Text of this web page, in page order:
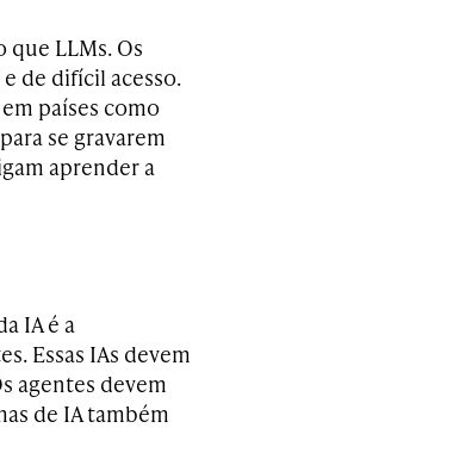
LLMs. Os
de difícil acesso.
países como
se gravarem
aprender a
IA é a
Essas IAs devem
agentes devem
de IA também